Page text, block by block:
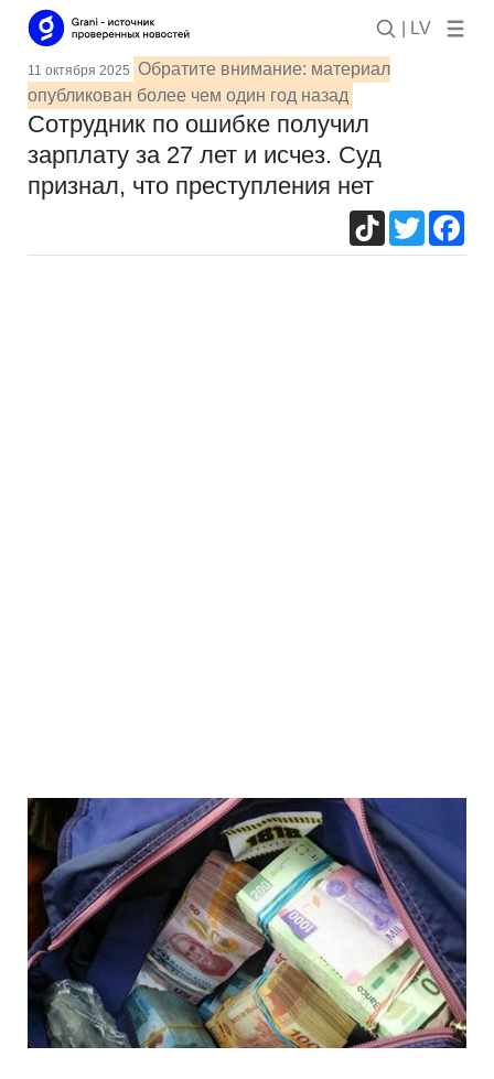
| LV
11 октября 2025 Обратите внимание: материал
опубликован более чем один год назад
Сотрудник по ошибке получил
зарплату за 27 лет и исчез. Суд
признал, что преступления нет
TikTokTwitter